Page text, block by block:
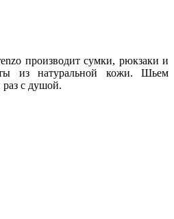
производит сумки, рюкзаки и
из натуральной кожи. Шьем
с душой.